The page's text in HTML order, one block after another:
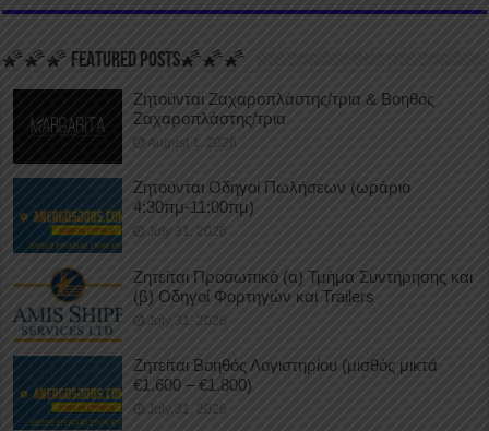
🌠🌠🌠 FEATURED POSTS🌠🌠🌠
Ζητούνται Ζαχαροπλάστης/τρια & Βοηθός
Ζαχαροπλάστης/τρια
August 1, 2026
Ζητούνται Οδηγοί Πωλήσεων (ωράριο
4:30πμ-11:00πμ)
July 31, 2026
Ζητείται Προσωπικό (α) Τμήμα Συντήρησης και
(β) Οδηγοί Φορτηγών και Trailers
July 31, 2026
Ζητείται Βοηθός Λογιστηρίου (μισθός μικτά
€1.600 – €1.800)
July 31, 2026